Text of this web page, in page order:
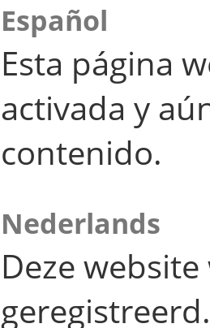
Español
Esta página
activada y
contenido.
Nederlands
Deze